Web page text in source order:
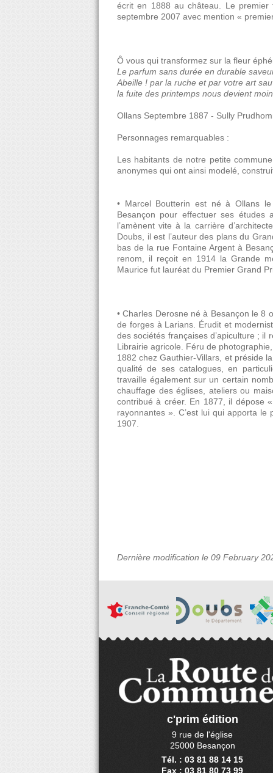
écrit en 1888 au château. Le
septembre 2007 avec mention «
Ô vous qui transformez sur la fleur
Le parfum sans durée en durable
Abeille ! par la ruche et par votre art
la fuite des printemps nous devient
Ollans Septembre 1887 - Sully
Personnages remarquables :
Les habitants de notre petite
anonymes qui ont ainsi modelé,
• Marcel Boutterin est né à Ollans
Besançon pour effectuer ses études
l’amènent vite à la carrière
Doubs, il est l’auteur des plans du
bas de la rue Fontaine Argent à
renom, il reçoit en 1914 la Grande
Maurice fut lauréat du Premier Grand
• Charles Derosne né à Besançon le 8
de forges à Larians. Érudit et
des sociétés françaises d’apiculture ; il
Librairie agricole. Féru de
1882 chez Gauthier-Villars, et préside
qualité de ses catalogues, en
travaille également sur un certain
chauffage des églises, ateliers ou
contribué à créer. En 1877, il dépose
rayonnantes ». C’est lui qui apporta
1907.
Dernière modification le 09 February
c'prim édition
9 rue de l'église
25000 Besançon
Tél. : 03 81 88 14 15
Fax : 03 81 80 73 99